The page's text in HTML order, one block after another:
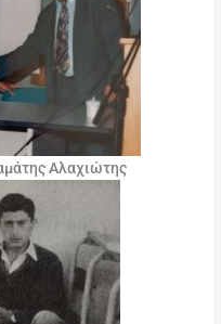
Αλαχιώτης